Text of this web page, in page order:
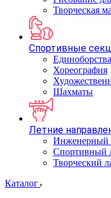
Творческая
Спортивные
Единоборства
Хореография
Шахматы
Летние
Инженерный
Спортивный
Творческий
Каталог